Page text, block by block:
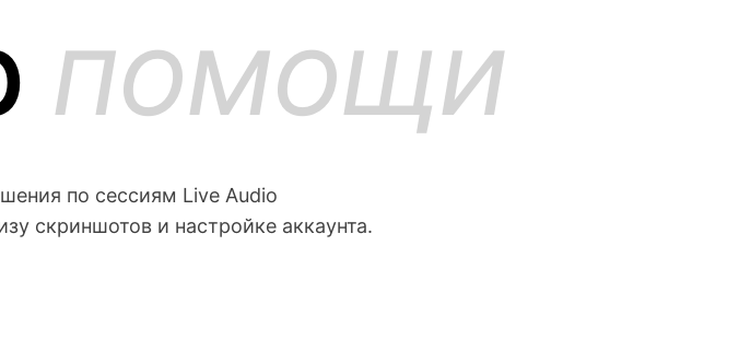
помощи
по сессиям Live Audio
скриншотов и настройке аккаунта.